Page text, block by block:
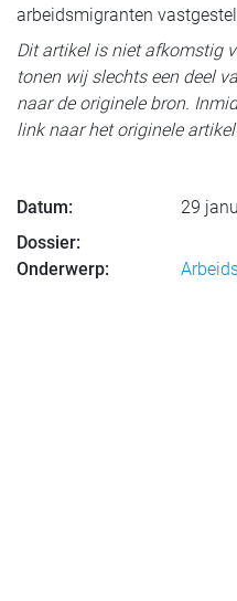
arbeidsmigranten
Dit artikel is niet afkomstig
tonen wij slechts een deel
naar de originele bron.
link naar het originele
Datum:
29
Dossier:
Onderwerp: